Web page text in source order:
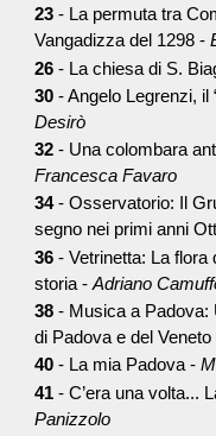
23 - La permuta tra
Vangadizza del 1298 -
26 - La chiesa di S.
30 - Angelo Legrenzi, il
Desirò
32 - Una colombara
Francesca Favaro
34- Osservatorio: Il
segno nei primi anni
36 - Vetrinetta: La flora
storia -Adriano
38 - Musica a Padova:
di Padova e del
40 - La mia Padova -
41 - C’era una volta...
Panizzolo